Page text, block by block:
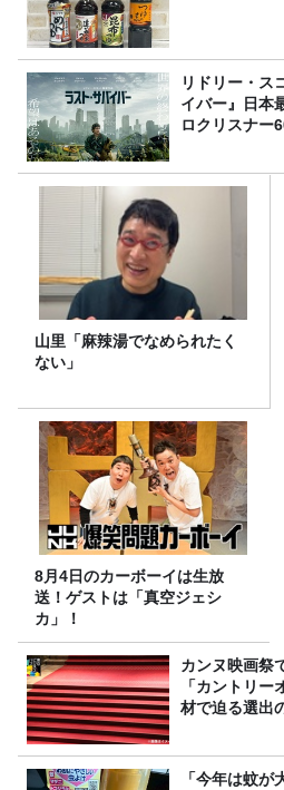
リドリー・ス
イバー』日本
ロクリスナー
山里「麻辣湯でなめられたく
ない」
8月4日のカーボーイは生放
送！ゲストは「真空ジェシ
カ」！
カンヌ映画祭
「カントリ
材で迫る選出
「今年は蚊が